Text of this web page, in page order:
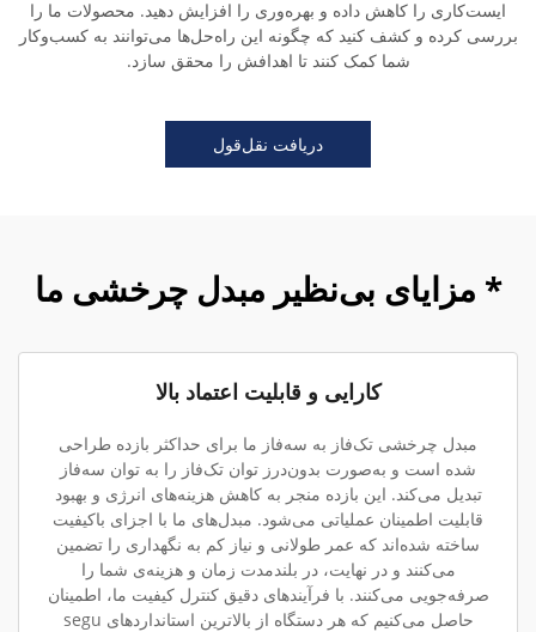
ایست‌کاری را کاهش داده و بهره‌وری را افزایش دهید. محصولات ما را
بررسی کرده و کشف کنید که چگونه این راه‌حل‌ها می‌توانند به کسب‌وکار
شما کمک کنند تا اهدافش را محقق سازد.
دریافت نقل‌قول
* مزایای بی‌نظیر مبدل چرخشی ما
کارایی و قابلیت اعتماد بالا
مبدل چرخشی تک‌فاز به سه‌فاز ما برای حداکثر بازده طراحی
شده است و به‌صورت بدون‌درز توان تک‌فاز را به توان سه‌فاز
تبدیل می‌کند. این بازده منجر به کاهش هزینه‌های انرژی و بهبود
قابلیت اطمینان عملیاتی می‌شود. مبدل‌های ما با اجزای باکیفیت
ساخته شده‌اند که عمر طولانی و نیاز کم به نگهداری را تضمین
می‌کنند و در نهایت، در بلندمدت زمان و هزینه‌ی شما را
صرفه‌جویی می‌کنند. با فرآیندهای دقیق کنترل کیفیت ما، اطمینان
حاصل می‌کنیم که هر دستگاه از بالاترین استانداردهای segu